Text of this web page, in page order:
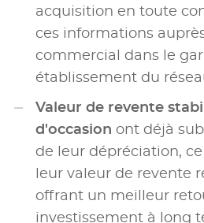
acquisition en toute
ces informations
commercial dans le
établissement du
Valeur de revente
d'occasion ont déjà
de leur dépréciation,
leur valeur de revente
offrant un meilleur
investissement à long